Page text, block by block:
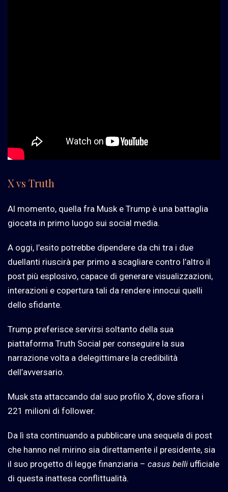
X vs Truth
Al momento, quella fra Musk e Trump è una battaglia
giocata in primo luogo sui social media.
A oggi, l’esito potrebbe dipendere da chi tra i due
duellanti riuscirà per primo a scagliare contro l’altro il
post più esplosivo, capace di generare visualizzazioni,
interazioni e copertura tali da rendere innocui quelli
dello sfidante.
Trump preferisce servirsi soltanto della sua
piattaforma Truth Social per conseguire la sua
narrazione volta a delegittimare la credibilità
dell’avversario.
Musk sta attaccando dal suo profilo X, dove sfiora i
221 milioni di follower.
Da lì sta continuando a pubblicare una sequela di post
che hanno nel mirino sia direttamente il presidente, sia
il suo progetto di legge finanziaria – casus belli ufficiale
di questa inattesa conflittualità.